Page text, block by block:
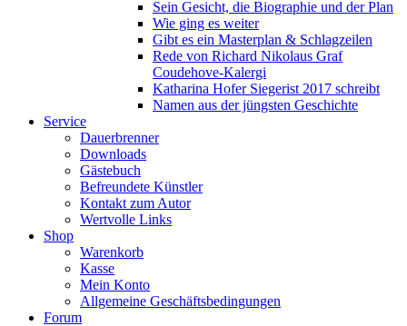
Sein Gesicht, die Biographie und der Plan
Wie ging es weiter
Gibt es ein Masterplan & Schlagzeilen
Rede von Richard Nikolaus Graf
Coudehove-Kalergi
Katharina Hofer Siegerist 2017 schreibt
Namen aus der jüngsten Geschichte
Service
Dauerbrenner
Downloads
Gästebuch
Befreundete Künstler
Kontakt zum Autor
Wertvolle Links
Shop
Warenkorb
Kasse
Mein Konto
Allgemeine Geschäftsbedingungen
Forum